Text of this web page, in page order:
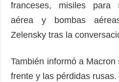
franceses, misiles para
aérea y bombas
Zelensky tras la
También informó a Macron
frente y las pérdidas rusas.